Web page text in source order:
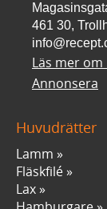
461 30,
Läs mer om
Annonsera
Huvudrätter
Lamm
Fläskfilé
Lax